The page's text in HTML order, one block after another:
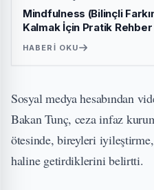
Mindfulness (Bilinçli
Kalmak İçin Pratik Rehber
HABERI OKU
Sosyal medya hesabından
Bakan Tunç, ceza infaz
ötesinde, bireyleri
haline getirdiklerini belirtti.